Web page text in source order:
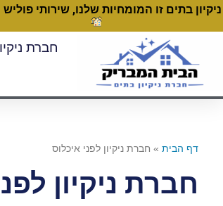
ניקיון בתים זו המומחיות שלנו, שירותי פוליש
חברת
דף הבית » חברת ניקיון לפני איכלוס
חברת ניקיון